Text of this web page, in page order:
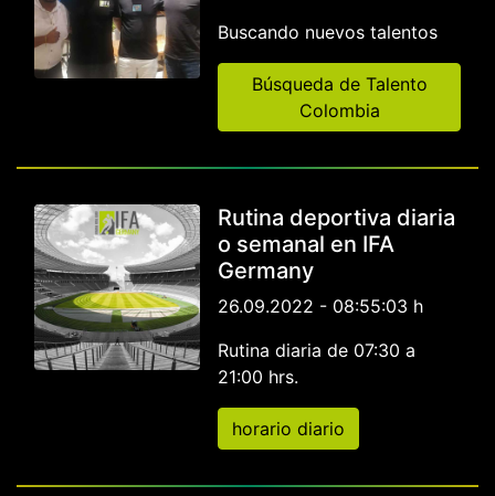
Buscando nuevos talentos
Búsqueda de Talento
Colombia
Rutina deportiva diaria
o semanal en IFA
Germany
26.09.2022 - 08:55:03 h
Rutina diaria de 07:30 a
21:00 hrs.
horario diario